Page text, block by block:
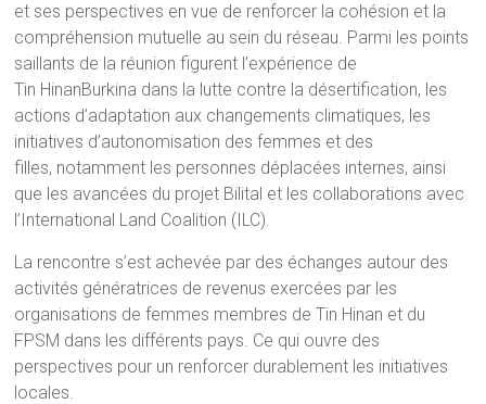
et ses perspectives en vue de renforcer la cohésion et la
compréhension mutuelle au sein du réseau. Parmi les points
saillants de la réunion figurent l’expérience de
Tin HinanBurkina dans la lutte contre la désertification, les
actions d’adaptation aux changements climatiques, les
initiatives d’autonomisation des femmes et des
filles, notamment les personnes déplacées internes, ainsi
que les avancées du projet Bilital et les collaborations avec
l’International Land Coalition (ILC).
La rencontre s’est achevée par des échanges autour des
activités génératrices de revenus exercées par les
organisations de femmes membres de Tin Hinan et du
FPSM dans les différents pays. Ce qui ouvre des
perspectives pour un renforcer durablement les initiatives
locales.